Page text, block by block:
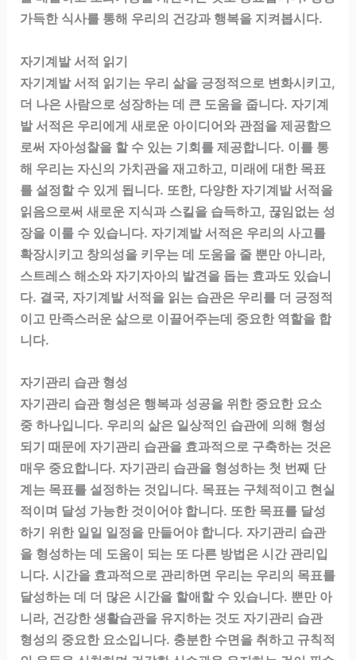
가득한 식사를 통해 우리의 건강과 행복을 지켜봅시다.
자기계발 서적 읽기
자기계발 서적 읽기는 우리 삶을 긍정적으로 변화시키고,
더 나은 사람으로 성장하는 데 큰 도움을 줍니다. 자기계
발 서적은 우리에게 새로운 아이디어와 관점을 제공함으
로써 자아성찰을 할 수 있는 기회를 제공합니다. 이를 통
해 우리는 자신의 가치관을 재고하고, 미래에 대한 목표
를 설정할 수 있게 됩니다. 또한, 다양한 자기계발 서적을
읽음으로써 새로운 지식과 스킬을 습득하고, 끊임없는 성
장을 이룰 수 있습니다. 자기계발 서적은 우리의 사고를
확장시키고 창의성을 키우는 데 도움을 줄 뿐만 아니라,
스트레스 해소와 자기자아의 발견을 돕는 효과도 있습니
다. 결국, 자기계발 서적을 읽는 습관은 우리를 더 긍정적
이고 만족스러운 삶으로 이끌어주는데 중요한 역할을 합
니다.
자기관리 습관 형성
자기관리 습관 형성은 행복과 성공을 위한 중요한 요소
중 하나입니다. 우리의 삶은 일상적인 습관에 의해 형성
되기 때문에 자기관리 습관을 효과적으로 구축하는 것은
매우 중요합니다. 자기관리 습관을 형성하는 첫 번째 단
계는 목표를 설정하는 것입니다. 목표는 구체적이고 현실
적이며 달성 가능한 것이어야 합니다. 또한 목표를 달성
하기 위한 일일 일정을 만들어야 합니다. 자기관리 습관
을 형성하는 데 도움이 되는 또 다른 방법은 시간 관리입
니다. 시간을 효과적으로 관리하면 우리는 우리의 목표를
달성하는 데 더 많은 시간을 할애할 수 있습니다. 뿐만 아
니라, 건강한 생활습관을 유지하는 것도 자기관리 습관
형성의 중요한 요소입니다. 충분한 수면을 취하고 규칙적